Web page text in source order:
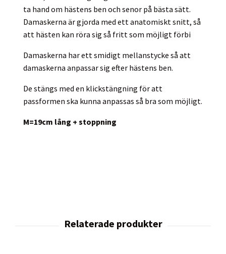
ta hand om hästens ben och senor på bästa sätt.
Damaskerna är gjorda med ett anatomiskt snitt, så
att hästen kan röra sig så fritt som möjligt förbi
Damaskerna har ett smidigt mellanstycke så att
damaskerna anpassar sig efter hästens ben.
De stängs med en klickstängning för att
passformen ska kunna anpassas så bra som möjligt.
M=19cm lång + stoppning